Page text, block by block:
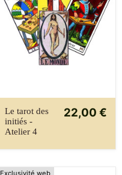
Le tarot des
initiés -
Atelier 4
22,00 €
Exclusivité web